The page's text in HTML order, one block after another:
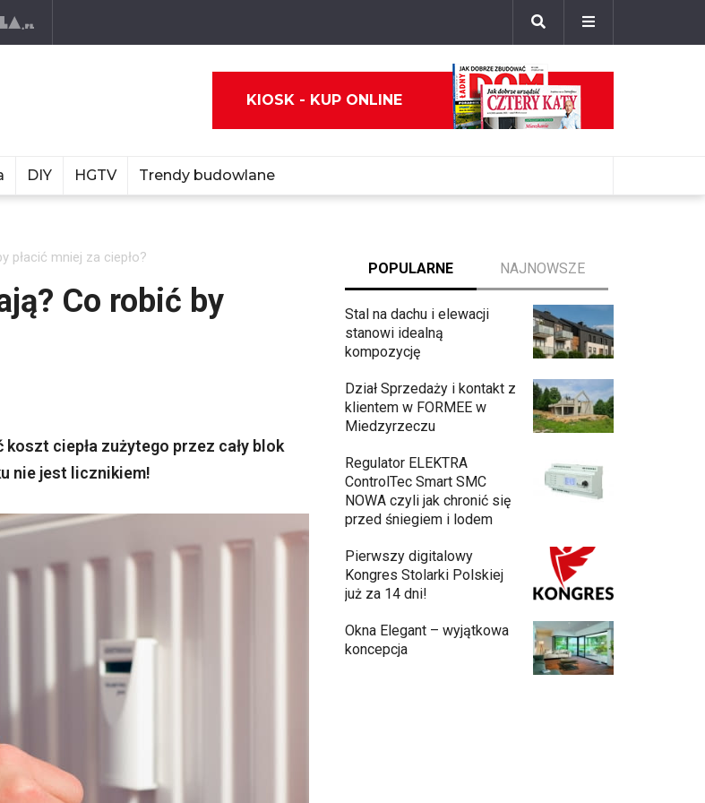
KIOSK - KUP ONLINE
DIY HGTV Trendy budowlane
płacić mniej za ciepło?
Co robić by
ciepła zużytego przez cały blok
nie jest licznikiem!
POPULARNE NAJNOWSZE
Stal na dachu i elewacji
stanowi idealną
kompozycję
Dział Sprzedaży i kontakt z
klientem w FORMEE w
Miedzyrzeczu
Regulator ELEKTRA
ControlTec Smart SMC
NOWA czyli jak chronić się
przed śniegiem i lodem
Pierwszy digitalowy
Kongres Stolarki Polskiej
już za 14 dni!
Okna Elegant – wyjątkowa
koncepcja